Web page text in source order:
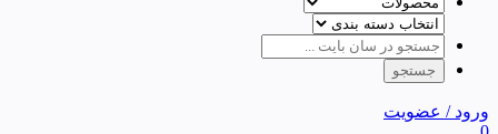
ورود / عضویت